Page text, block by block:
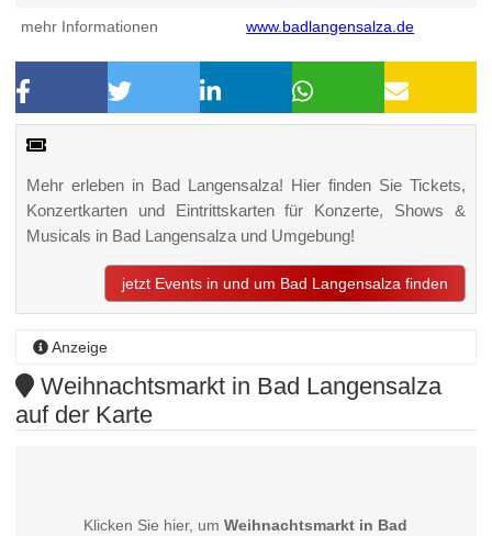
mehr Informationen www.badlangensalza.de
Mehr erleben in Bad Langensalza! Hier finden Sie Tickets,
Konzertkarten und Eintrittskarten für Konzerte, Shows &
Musicals in Bad Langensalza und Umgebung!
jetzt Events in und um Bad Langensalza finden
Anzeige
Weihnachtsmarkt in Bad Langensalza
auf der Karte
Klicken Sie hier, umWeihnachtsmarkt in Bad